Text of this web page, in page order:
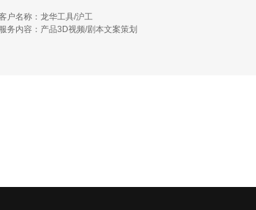
户名称：龙华工具/沪工
务内容：产品3D视频/剧本文案策划